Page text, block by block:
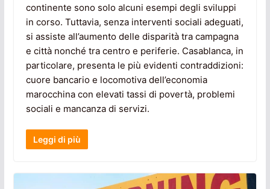
continente sono solo alcuni esempi degli sviluppi
in corso. Tuttavia, senza interventi sociali adeguati,
si assiste all’aumento delle disparità tra campagna
e città nonché tra centro e periferie. Casablanca, in
particolare, presenta le più evidenti contraddizioni:
cuore bancario e locomotiva dell’economia
marocchina con elevati tassi di povertà, problemi
sociali e mancanza di servizi.
Leggi di più